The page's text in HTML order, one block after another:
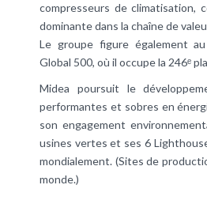
compresseurs de climatisation,
dominante dans la chaîne de
Le groupe figure également
Global 500, où il occupe la 246ᵉ
Midea poursuit le
performantes et sobres en
son engagement
usines vertes et ses 6
mondialement. (Sites de
monde.)